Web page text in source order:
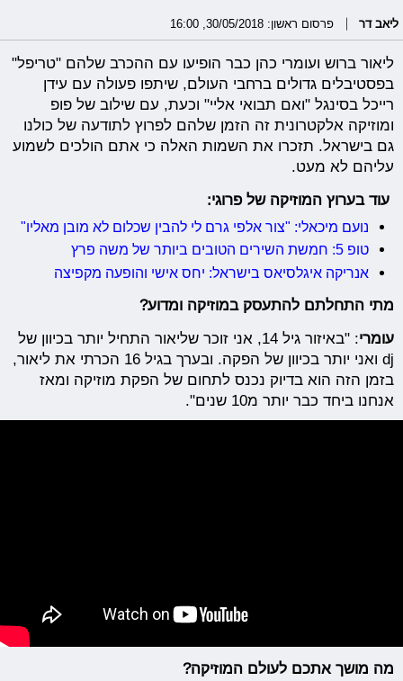
ליאב דר פרסום ראשון: 30/05/2018, 16:00
ליאור ברוש ועומרי כהן כבר הופיעו עם ההכרב שלהם "טריפל"
בפסטיבלים גדולים ברחבי העולם, שיתפו פעולה עם עידן
רייכל בסינגל "ואם תבואי אליי" וכעת, עם שילוב של פופ
ומוזיקה אלקטרונית זה הזמן שלהם לפרוץ לתודעה של כולנו
גם בישראל. תזכרו את השמות האלה כי אתם הולכים לשמוע
עליהם לא מעט.
עוד בערוץ המוזיקה של פרוגי:
נועם מיכאלי: "צור אלפי גרם לי להבין שכלום לא מובן מאליו"
טופ 5: חמשת השירים הטובים ביותר של משה פרץ
אנריקה איגלסיאס בישראל: יחס אישי והופעה מקפיצה
מתי התחלתם להתעסק במוזיקה ומדוע?
עומרי
: "באיזור גיל 14, אני זוכר שליאור התחיל יותר בכיוון של
dj ואני יותר בכיוון של הפקה. ובערך בגיל 16 הכרתי את ליאור,
בזמן הזה הוא בדיוק נכנס לתחום של הפקת מוזיקה ומאז
אנחנו ביחד כבר יותר מ10 שנים".
מה מושך אתכם לעולם המוזיקה?